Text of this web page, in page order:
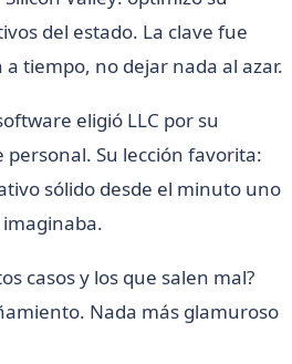
del estado. La clave fue
tiempo, no dejar nada al azar.
eligió LLC por su
Su lección favorita:
sólido desde el minuto uno
casos y los que salen mal?
Nada más glamuroso